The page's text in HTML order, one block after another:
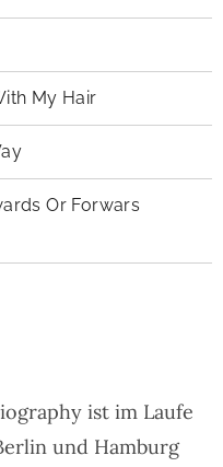
My Hair
Or Forwars
ist im Laufe
und Hamburg